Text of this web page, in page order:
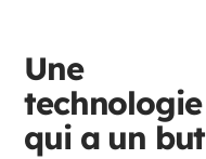
Une
technologie
qui a un but